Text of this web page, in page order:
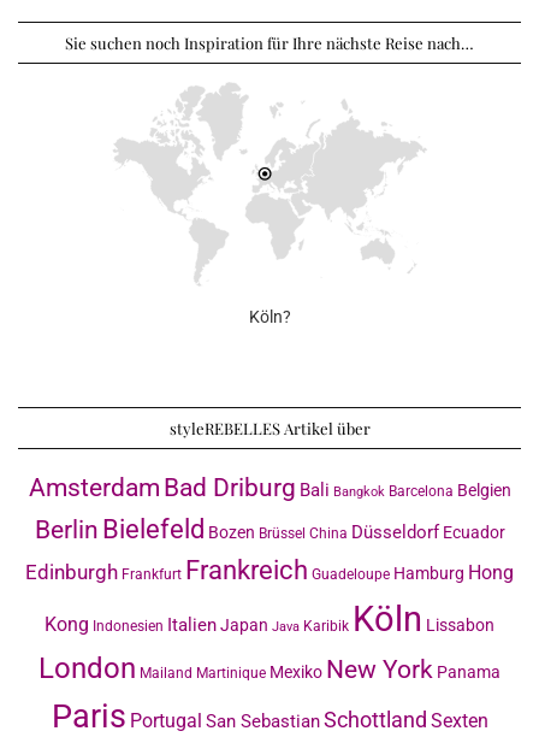
Sie suchen noch Inspiration für Ihre nächste Reise nach…
Köln?
styleREBELLES Artikel über
Amsterdam Bad Driburg Bali Bangkok Barcelona Belgien
Berlin Bielefeld Bozen Brüssel China Düsseldorf Ecuador
Edinburgh Frankfurt Frankreich Guadeloupe Hamburg Hong
Kong Indonesien ItalienJapan Java Karibik Köln Lissabon
London Mailand Martinique Mexiko New York Panama
Paris Portugal San SebastianSchottland Sexten